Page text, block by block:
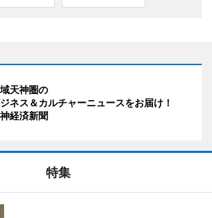
天神圏の
ネス＆カルチャーニュースをお届け！
経済新聞
特集